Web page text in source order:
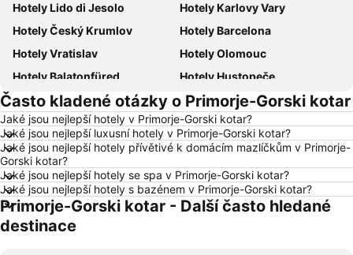
Hotely Lido di Jesolo
Hotely Karlovy Vary
Hotely Český Krumlov
Hotely Barcelona
Hotely Vratislav
Hotely Olomouc
Hotely Balatonfüred
Hotely Hustopeče
Hotely Vídeň
Hotely Hurghada
Hotely Bratislava
Hotely Kolobrzeg
Hotely Třeboň
Hotely Málaga
Hotely Amsterdam
Hotely Ostrava
Hotely Lignano Sabbiadoro
Hotely Lago di Garda
Hotely Česká republika
Hotely Wolfgangsee
Hotely Kréta
Často kladené otázky o Primorje-Gorski kotar
Jaké jsou nejlepší hotely v Primorje-Gorski kotar?
Jaké jsou nejlepší luxusní hotely v Primorje-Gorski kotar?
Jaké jsou nejlepší hotely přívětivé k domácím mazlíčkům v Primorje-
Gorski kotar?
Jaké jsou nejlepší hotely se spa v Primorje-Gorski kotar?
Jaké jsou nejlepší hotely s bazénem v Primorje-Gorski kotar?
Primorje-Gorski kotar - Další často hledané
destinace